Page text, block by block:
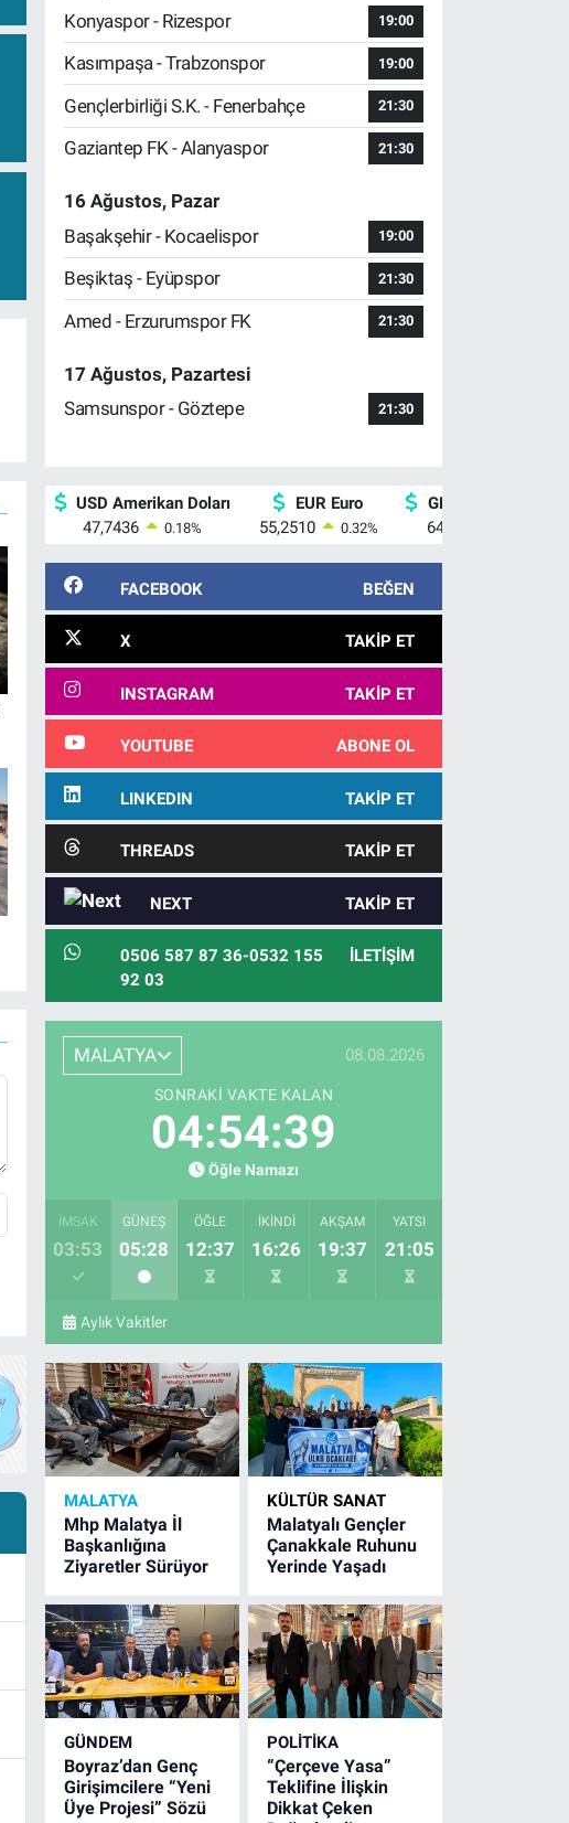
Konyaspor - Rizespor
19:00
Kasımpaşa - Trabzonspor 19:00
Gençlerbirliği S.K. - Fenerbahçe 21:30
Gaziantep FK - Alanyaspor 21:30
16 Ağustos, Pazar
Başakşehir - Kocaelispor
19:00
Beşiktaş - Eyüpspor 21:30
Amed - Erzurumspor FK 21:30
17 Ağustos, Pazartesi
Samsunspor - Göztepe
21:30
USD Amerikan Doları
47,7436
0.18%
EUR Euro
55,2510
0.32%
GBP İngiliz Sterlini
64,4811
FACEBOOK BEĞEN
X TAKIP ET
INSTAGRAM TAKIP ET
YOUTUBE ABONE OL
LINKEDIN TAKIP ET
THREADS TAKIP ET
NEXT TAKIP ET
0506 587 87 36-0532 155
92 03
İLETIŞIM
MALATYA 08.08.2026
SONRAKI VAKTE KALAN
04:54:38
Öğle Namazı
İMSAK
03:53
GÜNEŞ
05:28
ÖĞLE
12:37
İKINDI
16:26
AKŞAM
19:37
YATSI
21:05
Aylık Vakitler
MALATYA
Mhp Malatya İl
Başkanlığına
Ziyaretler Sürüyor
KÜLTÜR SANAT
Malatyalı Gençler
Çanakkale Ruhunu
Yerinde Yaşadı
GÜNDEM
Boyraz’dan Genç
Girişimcilere “Yeni
Üye Projesi” Sözü
POLITIKA
“Çerçeve Yasa”
Teklifine İlişkin
Dikkat Çeken